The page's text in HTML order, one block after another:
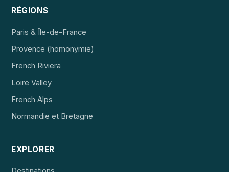
RÉGIONS
Paris & Île-de-France
Provence (homonymie)
French Riviera
Loire Valley
French Alps
Normandie et Bretagne
EXPLORER